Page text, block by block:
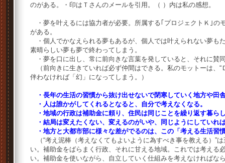
のがある。・印はＴさんのメールを引用。（ ）内は私の感想。
・夢を叶えるには協力者が必要。所属する｢プロジェクトＫ｣の
がある。
・個人でかなえられる夢もあるが、個人では叶えられない夢も
素晴らしい夢も夢で終わってしまう。
・夢を口に出し、常に前向きな言葉を発していると、それに賛
（前向きに生きていれば必ず仲間はできる。私のモットーは
伴わなければ「幻」になってしまう。）
・長年の生活の習慣から抜け出せないで閉寒していく地方や田
・人は誰かがしてくれるとなると、自分で考えなくなる。
・地域の行政は補助金に頼り、住民は同じことを繰り返す暮ら
・結局は変えたくない、変えるのがいや、同じようにしていれ
・地方と大都市部に様々な差がでるのは、この「考える生活習
（“考え泥棒（考えなくてもよいように為すべき事を教える）”
い。補助金をばらまく行政、それに甘える地域。これでは考える
い。補助金を使いながら、自立していく仕組みを考えなければな